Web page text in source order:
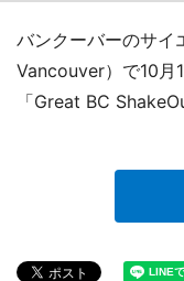
バンクーバーのサ
Vancouver）で10月
「Great BC